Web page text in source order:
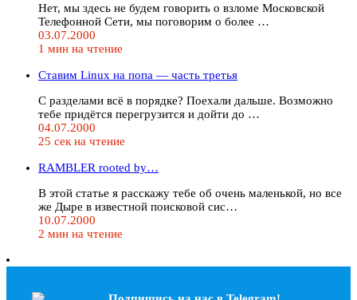
Нет, мы здесь не будем говорить о взломе Московской
Телефонной Сети, мы поговорим о более …
03.07.2000
1 мин на чтение
Ставим Linux на попа — часть третья
С разделами всё в порядке? Поехали дальше. Возможно
тебе придётся перегрузится и дойти до …
04.07.2000
25 сек на чтение
RAMBLER rooted by…
В этой статье я расскажу тебе об очень маленькой, но все
же Дыре в известной поисковой сис…
10.07.2000
2 мин на чтение